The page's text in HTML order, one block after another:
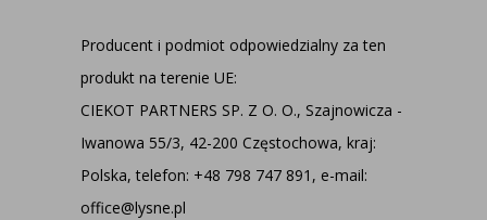
Producent i podmiot odpowiedzialny za ten
produkt na terenie UE:
CIEKOT PARTNERS SP. Z O. O., Szajnowicza -
Iwanowa 55/3, 42-200 Częstochowa, kraj:
Polska, telefon: +48 798 747 891, e-mail:
office@lysne.pl